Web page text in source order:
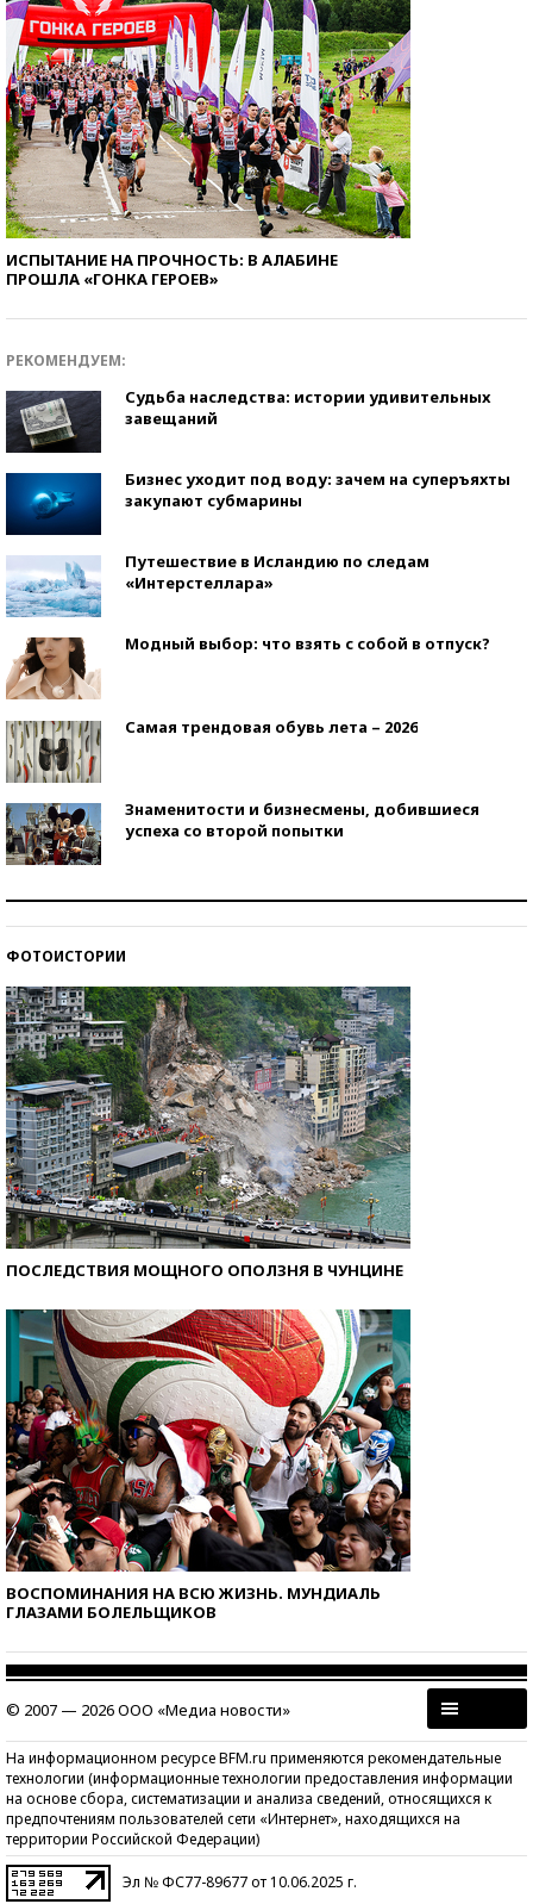
ИСПЫТАНИЕ НА ПРОЧНОСТЬ: В АЛАБИНЕ
ПРОШЛА «ГОНКА ГЕРОЕВ»
РЕКОМЕНДУЕМ:
Судьба наследства: истории удивительных
завещаний
Бизнес уходит под воду: зачем на суперъяхты
закупают субмарины
Путешествие в Исландию по следам
«Интерстеллара»
Модный выбор: что взять с собой в отпуск?
Самая трендовая обувь лета – 2026
Знаменитости и бизнесмены, добившиеся
успеха со второй попытки
ФОТОИСТОРИИ
ПОСЛЕДСТВИЯ МОЩНОГО ОПОЛЗНЯ В ЧУНЦИНЕ
ВОСПОМИНАНИЯ НА ВСЮ ЖИЗНЬ. МУНДИАЛЬ
ГЛАЗАМИ БОЛЕЛЬЩИКОВ
© 2007 — 2026 ООО «Медиа новости»
На информационном ресурсе BFM.ru применяются рекомендательные
технологии (информационные технологии предоставления информации
на основе сбора, систематизации и анализа сведений, относящихся к
предпочтениям пользователей сети «Интернет», находящихся на
территории Российской Федерации)
Эл № ФС77-89677 от 10.06.2025 г.